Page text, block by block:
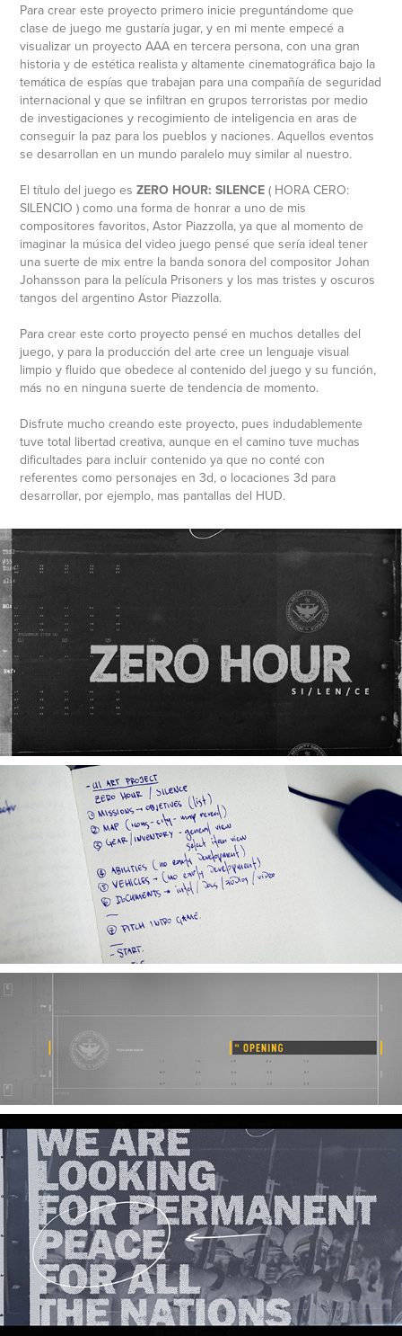
Para crear este proyecto primero inicie preguntándome que
clase de juego me gustaría jugar, y en mi mente empecé a
visualizar un proyecto AAA en tercera persona, con una gran
historia y de estética realista y altamente cinematográfica bajo la
temática de espías que trabajan para una compañía de seguridad
internacional y que se infiltran en grupos terroristas por medio
de investigaciones y recogimiento de inteligencia en aras de
conseguir la paz para los pueblos y naciones. Aquellos eventos
se desarrollan en un mundo paralelo muy similar al nuestro.
El título del juego esZERO HOUR: SILENCE ( HORA CERO:
SILENCIO ) como una forma de honrar a uno de mis
compositores favoritos, Astor Piazzolla, ya que al momento de
imaginar la música del video juego pensé que sería ideal tener
una suerte de mix entre la banda sonora del compositor Johan
Johansson para la película Prisoners y los mas tristes y oscuros
tangos del argentino Astor Piazzolla.
Para crear este corto proyecto pensé en muchos detalles del
juego, y para la producción del arte cree un lenguaje visual
limpio y fluido que obedece al contenido del juego y su función,
más no en ninguna suerte de tendencia de momento.
Disfrute mucho creando este proyecto, pues indudablemente
tuve total libertad creativa, aunque en el camino tuve muchas
dificultades para incluir contenido ya que no conté con
referentes como personajes en 3d, o locaciones 3d para
desarrollar, por ejemplo, mas pantallas del HUD.